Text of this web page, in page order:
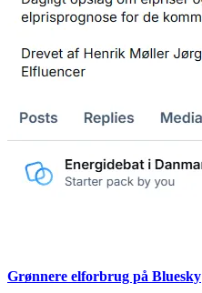
Grønnere elforbrug på Bluesky